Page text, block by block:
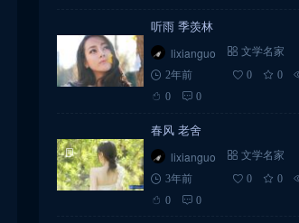
听雨 季羡林
lixianguo
文学名家
2年前
0 0
0
0
春风 老舍
lixianguo
文学名家
3年前
0 0
0
0